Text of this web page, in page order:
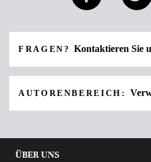
FRAGEN?Kontaktieren Sie
AUTORENBEREICH:
ÜBER UNS